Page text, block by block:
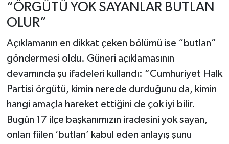
“ÖRGÜTÜ YOK SAYANLAR BUTLAN
OLUR”
Açıklamanın en dikkat çeken bölümü ise “butlan”
göndermesi oldu. Güneri açıklamasının
devamında şu ifadeleri kullandı: “Cumhuriyet Halk
Partisi örgütü, kimin nerede durduğunu da, kimin
hangi amaçla hareket ettiğini de çok iyi bilir.
Bugün 17 ilçe başkanımızın iradesini yok sayan,
onları fiilen ‘butlan’ kabul eden anlayış şunu